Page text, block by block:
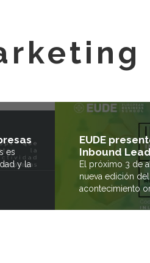
es
y la
EUDE
Inbound
El próximo 3 de
nueva edición
acontecimiento